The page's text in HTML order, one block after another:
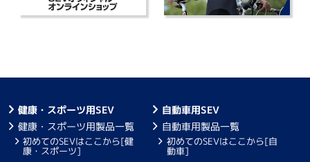
健康・スポーツ用SEV
健康・スポーツ用製品一覧
初めてのSEVはここから[健
康・スポーツ]
自動車用SEV
自動車用製品一覧
初めてのSEVはここから[自
動車]